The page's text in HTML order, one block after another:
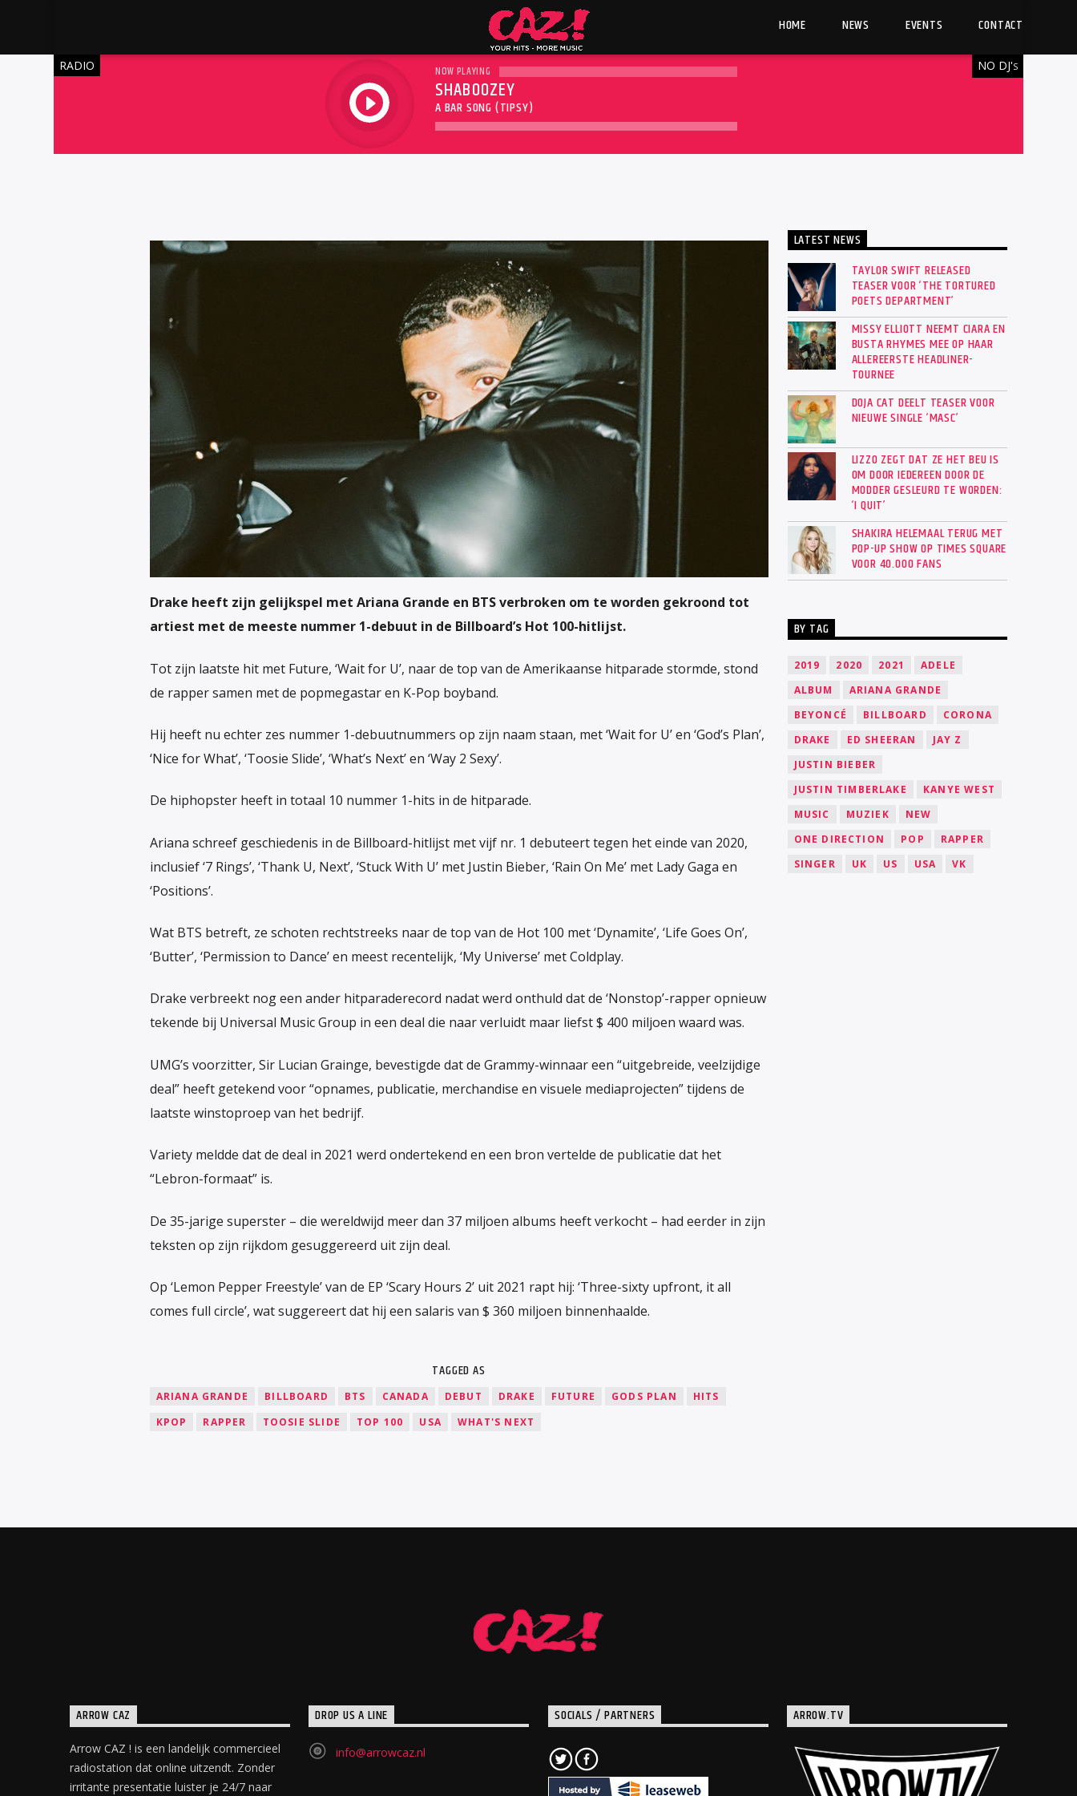
HOME NEWS EVENTS CONTACT
RADIO
play
NO DJ'S
NOW PLAYING
SHABOOZEY
A BAR SONG (TIPSY)
Drake heeft zijn gelijkspel met Ariana Grande en BTS verbroken om te worden gekroond tot
artiest met de meeste nummer 1-debuut in de Billboard’s Hot 100-hitlijst.
Tot zijn laatste hit met Future, ‘Wait for U’, naar de top van de Amerikaanse hitparade stormde, stond
de rapper samen met de popmegastar en K-Pop boyband.
Hij heeft nu echter zes nummer 1-debuutnummers op zijn naam staan, met ‘Wait for U’ en ‘God’s Plan’,
‘Nice for What’, ‘Toosie Slide’, ‘What’s Next’ en ‘Way 2 Sexy’.
De hiphopster heeft in totaal 10 nummer 1-hits in de hitparade.
Ariana schreef geschiedenis in de Billboard-hitlijst met vijf nr. 1 debuteert tegen het einde van 2020,
inclusief ‘7 Rings’, ‘Thank U, Next’, ‘Stuck With U’ met Justin Bieber, ‘Rain On Me’ met Lady Gaga en
‘Positions’.
Wat BTS betreft, ze schoten rechtstreeks naar de top van de Hot 100 met ‘Dynamite’, ‘Life Goes On’,
‘Butter’, ‘Permission to Dance’ en meest recentelijk, ‘My Universe’ met Coldplay.
Drake verbreekt nog een ander hitparaderecord nadat werd onthuld dat de ‘Nonstop’-rapper opnieuw
tekende bij Universal Music Group in een deal die naar verluidt maar liefst $ 400 miljoen waard was.
UMG’s voorzitter, Sir Lucian Grainge, bevestigde dat de Grammy-winnaar een “uitgebreide, veelzijdige
deal” heeft getekend voor “opnames, publicatie, merchandise en visuele mediaprojecten” tijdens de
laatste winstoproep van het bedrijf.
Variety meldde dat de deal in 2021 werd ondertekend en een bron vertelde de publicatie dat het
“Lebron-formaat” is.
De 35-jarige superster – die wereldwijd meer dan 37 miljoen albums heeft verkocht – had eerder in zijn
teksten op zijn rijkdom gesuggereerd uit zijn deal.
Op ‘Lemon Pepper Freestyle’ van de EP ‘Scary Hours 2’ uit 2021 rapt hij: ‘Three-sixty upfront, it all
comes full circle’, wat suggereert dat hij een salaris van $ 360 miljoen binnenhaalde.
TAGGED AS
ARIANA GRANDE BILLBOARD BTS CANADA DEBUT DRAKE FUTURE GODS PLAN
HITS
KPOP
RAPPER TOOSIE SLIDE TOP 100 USA WHAT'S NEXT
LATEST NEWS
TAYLOR SWIFT RELEASED
TEASER VOOR ‘THE TORTURED
POETS DEPARTMENT’
MISSY ELLIOTT NEEMT CIARA EN
BUSTA RHYMES MEE OP HAAR
ALLEREERSTE HEADLINER-
TOURNEE
DOJA CAT DEELT TEASER VOOR
NIEUWE SINGLE ‘MASC’
LIZZO ZEGT DAT ZE HET BEU IS
OM DOOR IEDEREEN DOOR DE
MODDER GESLEURD TE WORDEN:
‘I QUIT’
SHAKIRA HELEMAAL TERUG MET
POP-UP SHOW OP TIMES SQUARE
VOOR 40.000 FANS
BY TAG
2019 2020 2021
ADELE
ALBUM
ARIANA GRANDE
BEYONCÉ
BILLBOARD
CORONA
DRAKE
ED SHEERAN
JAY Z
JUSTIN BIEBER
JUSTIN TIMBERLAKE
KANYE WEST
MUSIC
MUZIEK
NEW
ONE DIRECTION
POP
RAPPER
SINGER
UK US USA VK
ARROW CAZ
Arrow CAZ ! is een landelijk commercieel
radiostation dat online uitzendt. Zonder
irritante presentatie luister je 24/7 naar
DROP US A LINE
info@arrowcaz.nl
SOCIALS / PARTNERS ARROW.TV